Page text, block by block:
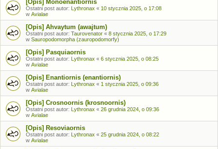
[Opis] Monoenantiornis
Ostatni post autor: Lythronax « 10 stycznia 2025, o 17:08
w Avialae
[Opis] Ahvaytum (awajtum)
Ostatni post autor: Taurovenator « 8 stycznia 2025, o 17:29
w Sauropodomorpha (zauropodomorfy)
[Opis] Pasquiaornis
Ostatni post autor: Lythronax « 6 stycznia 2025, o 08:25
w Avialae
[Opis] Enantiornis (enantiornis)
Ostatni post autor: Lythronax « 1 stycznia 2025, o 09:36
w Avialae
[Opis] Crosnoornis (krosnoornis)
Ostatni post autor: Lythronax « 26 grudnia 2024, o 09:36
w Avialae
[Opis] Resoviaornis
Ostatni post autor: Lythronax « 25 grudnia 2024, o 08:22
w Avialae